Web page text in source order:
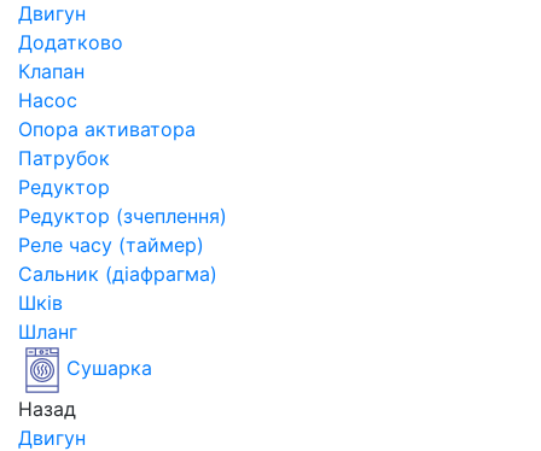
Двигун
Додатково
Клапан
Насос
Опора активатора
Патрубок
Редуктор
Редуктор (зчеплення)
Реле часу (таймер)
Сальник (діафрагма)
Шків
Шланг
Сушарка
Назад
Двигун